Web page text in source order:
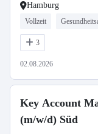
Hamburg
Vollzeit
3
02.08.2026
Key Account
(m/w/d) Süd